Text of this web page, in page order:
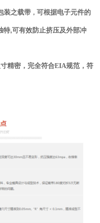
装之载带 ， 可根据电子元件的
特,可有效防止挤压及外部冲
精密，完全符合EIA规范，符